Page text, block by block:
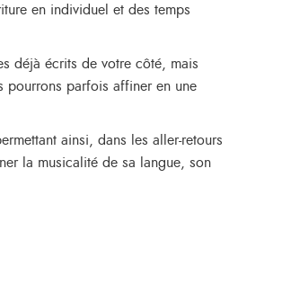
en individuel et des temps
déjà écrits de votre côté, mais
pourrons parfois affiner en une
ainsi, dans les aller-retours
la musicalité de sa langue, son